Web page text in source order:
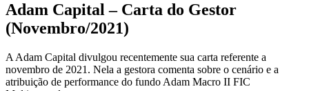
Adam Capital – Carta do Gestor
(Novembro/2021)
A Adam Capital divulgou recentemente sua carta referente a
novembro de 2021. Nela a gestora comenta sobre o cenário e a
atribuição de performance do fundo Adam Macro II FIC